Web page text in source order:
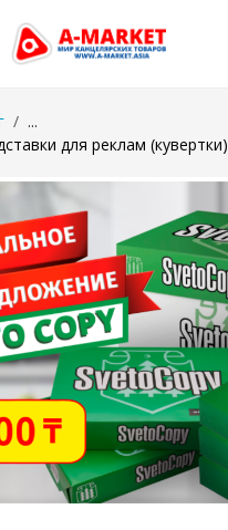
...
для реклам (кувертки)